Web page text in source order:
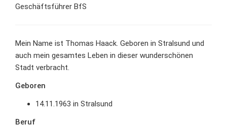
Geschäftsführer BfS
Mein Name ist Thomas Haack. Geboren in Stralsund und
auch mein gesamtes Leben in dieser wunderschönen
Stadt verbracht.
Geboren
14.11.1963 in Stralsund
Beruf